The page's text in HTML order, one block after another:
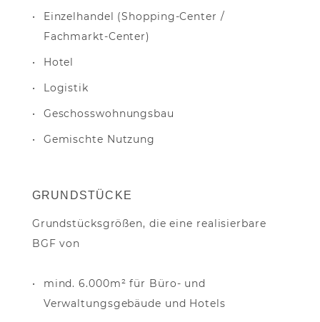
Einzelhandel (Shopping-Center /
Fachmarkt-Center)
Hotel
Logistik
Geschosswohnungsbau
Gemischte Nutzung
GRUNDSTÜCKE
Grundstücksgrößen, die eine realisierbare
BGF von
mind. 6.000m² für Büro- und
Verwaltungsgebäude und Hotels